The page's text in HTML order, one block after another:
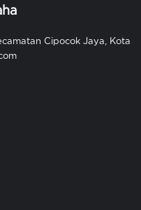
Cipocok Jaya, Kota